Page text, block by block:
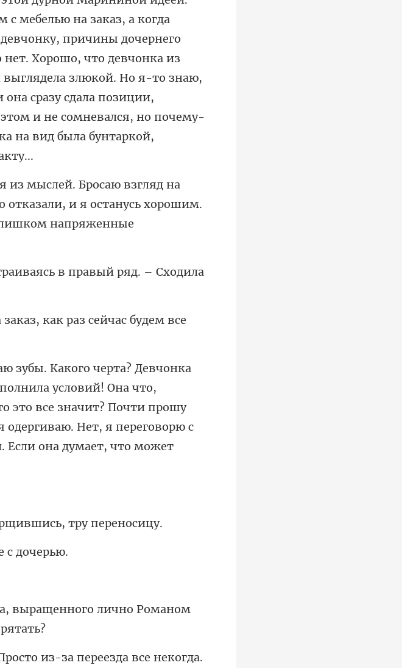
рнего
Хорошо, что девчонка из
выглядела злюкой. Но я-то знаю,
она сразу
отказали, и я останусь хорошим.
в правы
заказ, как раз сейчас будем все
на что,
это все значит? Почти прошу
одергива
а, выращенного лично Романом
из-з